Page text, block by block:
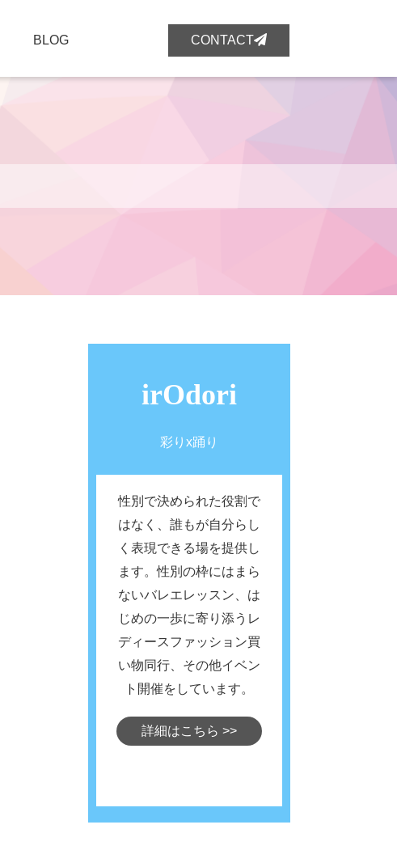
BLOG CONTACT
irOdori
彩りx踊り
性別で決められた役割で
はなく、誰もが自分らし
く表現できる場を提供し
ます。性別の枠にはまら
ないバレエレッスン、は
じめの一歩に寄り添うレ
ディースファッション買
い物同行、その他イベン
ト開催をしています。
詳細はこちら >>